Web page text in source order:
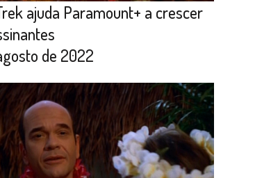
ajuda Paramount+ a crescer
de 2022